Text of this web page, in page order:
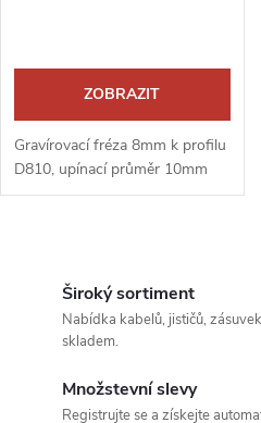
ZOBRAZIT
Gravírovací fréza 8mm k profilu
D810, upínací průměr 10mm
Široký sortiment
Nabídka kabelů, jističů,
skladem.
Množstevní slevy
Registrujte se a získejte